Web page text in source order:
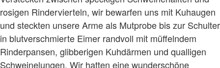
rosigen Rindervierteln, wir bewarfen uns mit Kuhaugen
und steckten unsere Arme als Mutprobe bis zur Schulter
in blutverschmierte Eimer randvoll mit müffelndem
Rinderpansen, glibberigen Kuhdärmen und qualligen
Schweinelungen. Wir hatten eine wunderschöne